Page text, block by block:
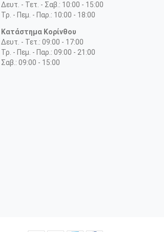
Δευτ. - Τετ. - Σαβ.: 10:00 - 15:00
Τρ. - Πεμ. - Παρ.: 10:00 - 18:00
Κατάστημα Κορίνθου
Δευτ. - Τετ.: 09:00 - 17:00
Τρ. - Πεμ. - Παρ.: 09:00 - 21:00
Σαβ.: 09:00 - 15:00